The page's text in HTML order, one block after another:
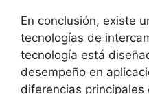
En conclusión, existe
tecnologías de
tecnología está
desempeño en
diferencias